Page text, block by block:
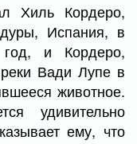
Хиль Кордеро,
Испания, в
и Кордеро,
Вади Лупе в
животное.
удивительно
ему, что